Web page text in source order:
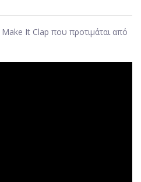
It Clap που προτιμάται από